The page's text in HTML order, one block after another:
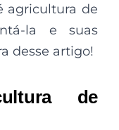
agricultura de
la e suas
desse artigo!
de